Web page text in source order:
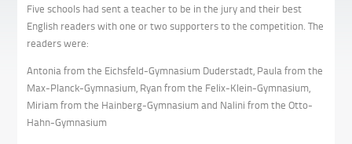
Five schools had sent a teacher to be in the jury and their best
English readers with one or two supporters to the competition. The
readers were:
Antonia from the Eichsfeld-Gymnasium Duderstadt, Paula from the
Max-Planck-Gymnasium, Ryan from the Felix-Klein-Gymnasium,
Miriam from the Hainberg-Gymnasium and Nalini from the Otto-
Hahn-Gymnasium